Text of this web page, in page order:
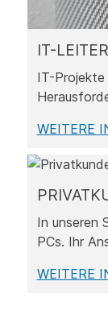
IT-LEITER
IT-Projekte
WEITERE
In unseren
PCs. Ihr
WEITERE